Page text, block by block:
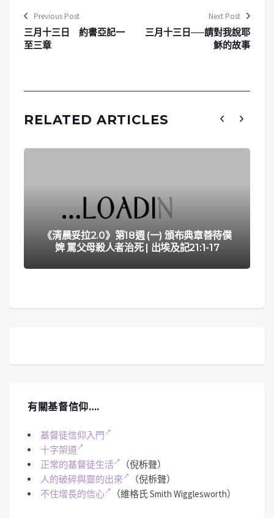
Previous Post
三月十三日 約書亞記一
至三章
Next Post
三月十三日──請對我說耶
穌的故事
RELATED ARTICLES
《清晨妥拉2.0》第18週 (一) 頒布典章善待僕
婢 罵父母殺人者治死 | 出埃及記21:1-17
有關基督信仰….
基督徒信仰入門
十字架道
正常的基督徒生活
（倪柝聲）
人的破碎與靈的出來
（倪柝聲）
不住增長的信心
（維格氏 Smith Wigglesworth）